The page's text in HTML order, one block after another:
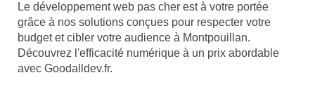
Le développement web pas cher est à votre portée
grâce à nos solutions conçues pour respecter votre
budget et cibler votre audience à Montpouillan.
Découvrez l'efficacité numérique à un prix abordable
avec Goodalldev.fr.